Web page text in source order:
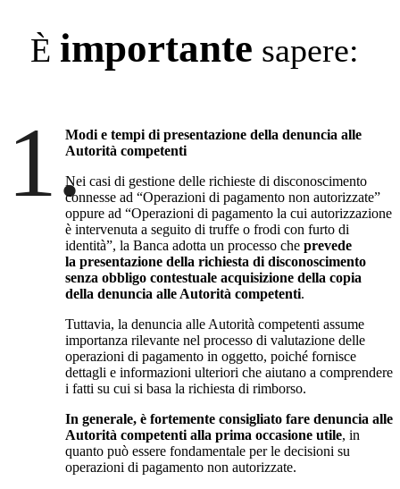
È importante sapere:
1.Modi e tempi di presentazione della denuncia alle
Autorità competenti
Nei casi di gestione delle richieste di disconoscimento
connesse ad “Operazioni di pagamento non autorizzate”
oppure ad “Operazioni di pagamento la cui autorizzazione
è intervenuta a seguito di truffe o frodi con furto di
identità”, la Banca adotta un processo che prevede
la presentazione della richiesta di disconoscimento
senza obbligo contestuale acquisizione della copia
della denuncia alle Autorità competenti.
Tuttavia, la denuncia alle Autorità competenti assume
importanza rilevante nel processo di valutazione delle
operazioni di pagamento in oggetto, poiché fornisce
dettagli e informazioni ulteriori che aiutano a comprendere
i fatti su cui si basa la richiesta di rimborso.
In generale, è fortemente consigliato fare denuncia alle
Autorità competenti alla prima occasione utile, in
quanto può essere fondamentale per le decisioni su
operazioni di pagamento non autorizzate.